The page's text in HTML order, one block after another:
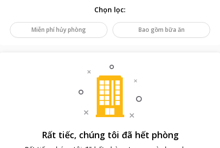
Chọn lọc:
Miễn phí hủy phòng Bao gồm bữa ăn
Rất tiếc, chúng tôi đã hết phòng